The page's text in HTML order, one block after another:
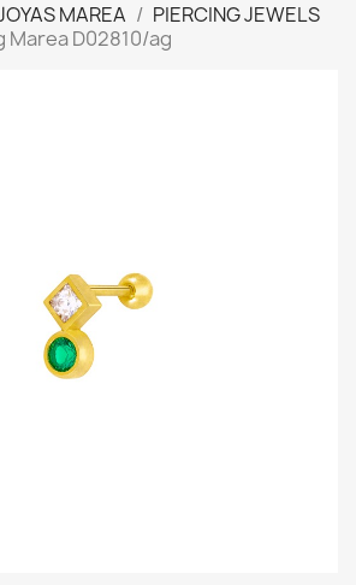
MAREA
PIERCING JEWELS
Marea D02810/ag